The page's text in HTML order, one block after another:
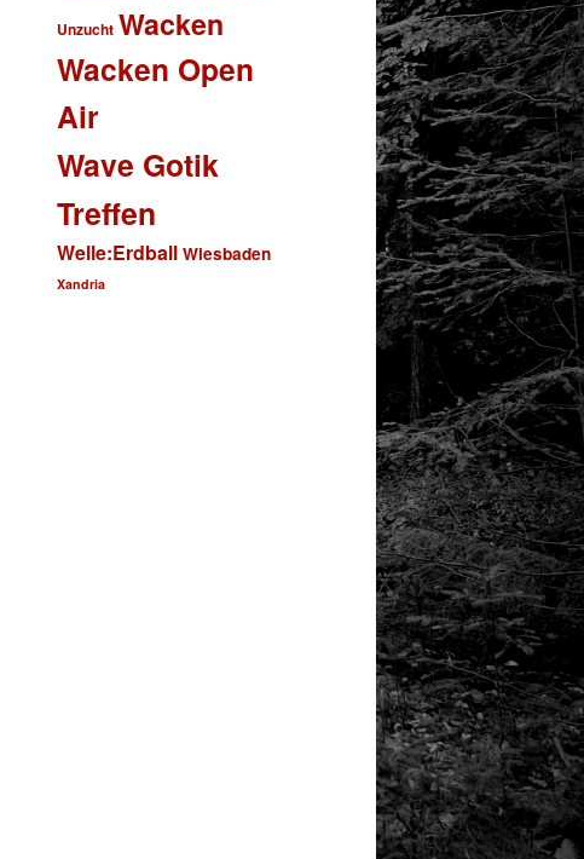
Unzucht Wacken
Wacken Open
Air
Wave Gotik
Treffen
Welle:Erdball Wiesbaden
Xandria